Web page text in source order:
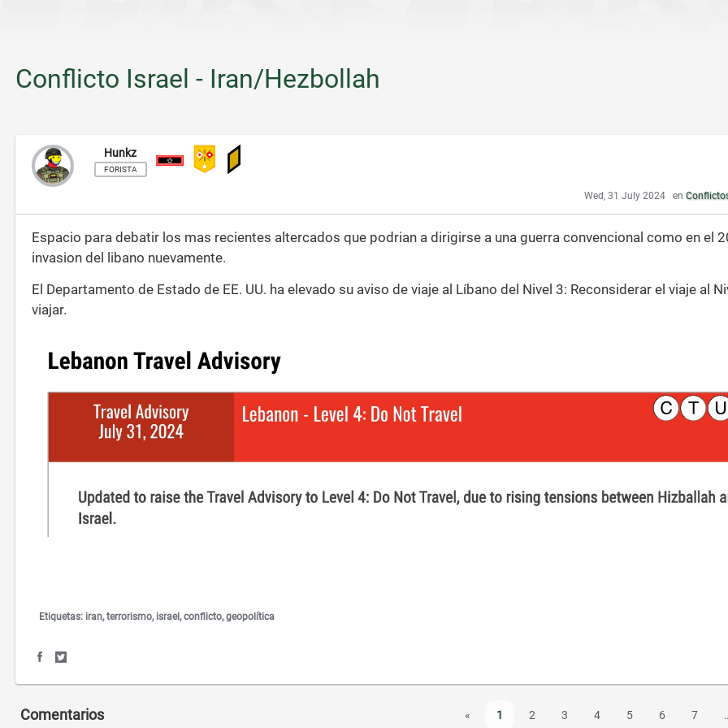
Conflicto Israel - Iran/Hezbollah
Hunkz
FORISTA
Subteniente
Wed, 31 July 2024 en
Espacio para debatir los mas recientes altercados que podrian a dirigirse a una guerra convencional como en el
invasion del libano nuevamente.
El Departamento de Estado de EE. UU. ha elevado su aviso de viaje al Líbano del Nivel 3: Reconsiderar el viaje al
viajar.
Etiquetas: iran terrorismo israel conflicto geopolítica
S
e
S
e
« 1 2 3 4 5 6 7
Comentarios